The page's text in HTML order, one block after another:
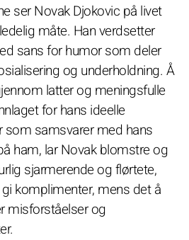
ser Novak Djokovic på livet
måte. Han verdsetter
sans for humor som deler
og underholdning. Å
latter og meningsfulle
for hans ideelle
som samsvarer med hans
ham, lar Novak blomstre og
sjarmerende og flørtete,
komplimenter, mens det å
misforståelser og